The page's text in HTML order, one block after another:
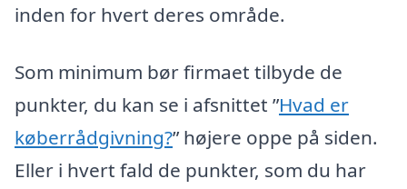
inden for hvert deres område.
Som minimum bør firmaet tilbyde de
punkter, du kan se i afsnittet ”Hvad er
køberrådgivning?” højere oppe på siden.
Eller i hvert fald de punkter, som du har